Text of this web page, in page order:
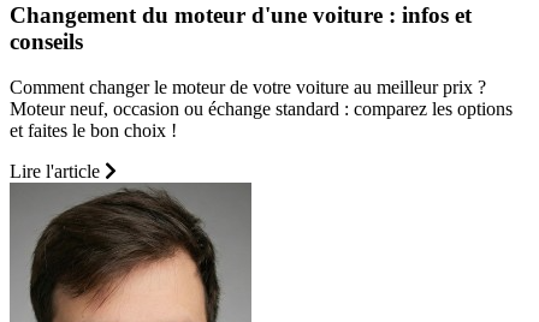
Changement du moteur d'une voiture : infos et
conseils
Comment changer le moteur de votre voiture au meilleur prix ?
Moteur neuf, occasion ou échange standard : comparez les options
et faites le bon choix !
Lire l'article